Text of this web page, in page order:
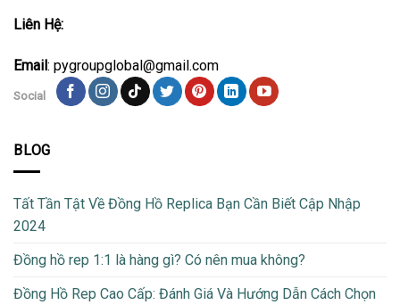
Liên Hệ:
Email: pygroupglobal@gmail.com
Social
BLOG
Tất Tần Tật Về Đồng Hồ Replica Bạn Cần Biết Cập Nhập
2024
Đồng hồ rep 1:1 là hàng gì? Có nên mua không?
Đồng Hồ Rep Cao Cấp: Đánh Giá Và Hướng Dẫn Cách Chọn